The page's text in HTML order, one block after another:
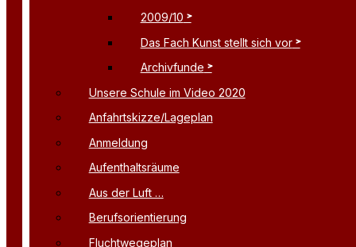
2009/10
Das Fach Kunst stellt sich vor
Archivfunde
Unsere Schule im Video 2020
Anfahrtskizze/Lageplan
Anmeldung
Aufenthaltsräume
Aus der Luft …
Berufsorientierung
Fluchtwegeplan